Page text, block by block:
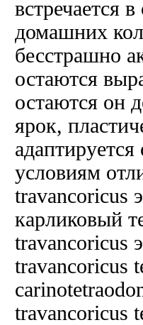
встречается в
домашних
бесстрашно
остаются
остаются он
ярок,
адаптируется
условиям
travancoricus
карликовый
travancoricus
travancoricus
travancoricus